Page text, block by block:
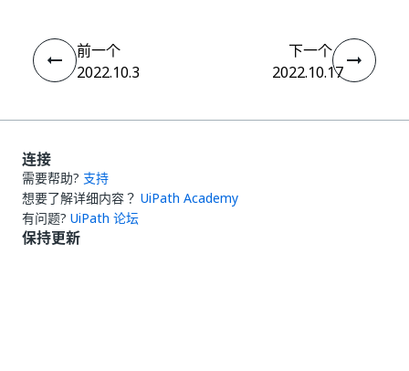
前一个
2022.10.3
下一个
2022.10.17
连接
需要帮助? 支持
想要了解详细内容？ UiPath Academy
有问题? UiPath 论坛
保持更新